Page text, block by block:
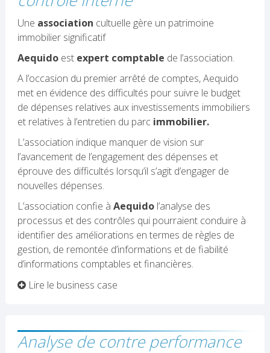
Une association cultuelle gère un patrimoine
immobilier significatif
Aequido est expert comptable de l’association.
A l’occasion du premier arrêté de comptes, Aequido
met en évidence des difficultés pour suivre le budget
de dépenses relatives aux investissements immobiliers
et relatives à l’entretien du parc immobilier.
L’association indique manquer de vision sur
l’avancement de l’engagement des dépenses et
éprouve des difficultés lorsqu’il s’agit d’engager de
nouvelles dépenses.
L’association confie àAequido l’analyse des
processus et des contrôles qui pourraient conduire à
identifier des améliorations en termes de règles de
gestion, de remontée d’informations et de fiabilité
d’informations comptables et financières.
Lire le business case
Analyse de contre performance